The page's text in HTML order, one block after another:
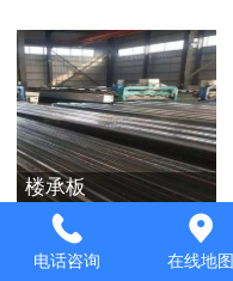
楼承板
电话咨询 在线地图